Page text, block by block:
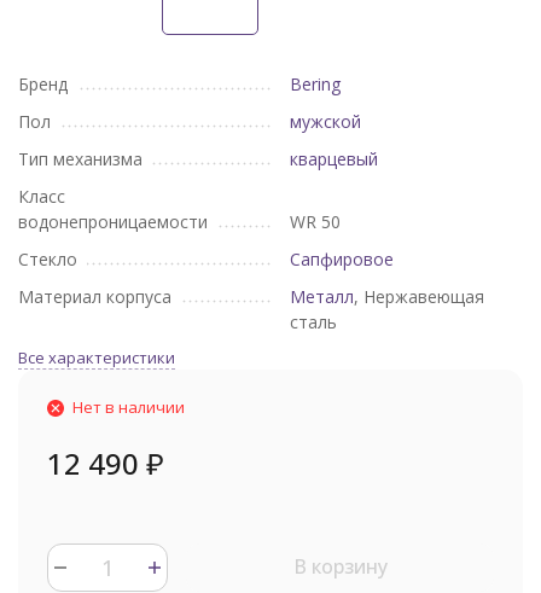
Бренд
Bering
Пол
мужской
Тип механизма
кварцевый
Класс
водонепроницаемости
WR 50
Стекло
Сапфировое
Материал корпуса
Металл, Нержавеющая
сталь
Все характеристики
Нет в наличии
12 490 ₽
В корзину